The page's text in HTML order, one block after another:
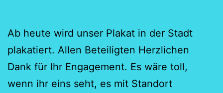
Ab heute wird unser Plakat in der Stadt
plakatiert. Allen Beteiligten Herzlichen
Dank für Ihr Engagement. Es wäre toll,
wenn ihr eins seht, es mit Standort